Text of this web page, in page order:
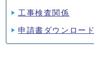
工事検査関係
申請書ダウンロード